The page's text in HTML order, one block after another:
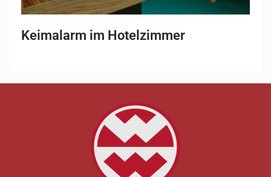
Keimalarm im Hotelzimmer